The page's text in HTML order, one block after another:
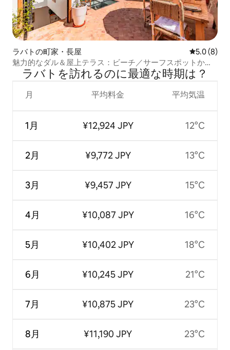
ラバトの町家・長屋 レビュー8
5.0 (8)
魅力的なダル＆屋上テラス：ビーチ／サーフスポットから5
ラバトを訪⁠れ⁠るの⁠に最⁠適⁠な時⁠期⁠は⁠？
月
1月
2月
3月
4月
5月
6月
7月
8月
平均料金
¥12,924 JPY
¥9,772 JPY
¥9,457 JPY
¥10,087 JPY
¥10,402 JPY
¥10,245 JPY
¥10,875 JPY
¥11,190 JPY
平均気温
12°C
13°C
15°C
16°C
18°C
21°C
23°C
23°C